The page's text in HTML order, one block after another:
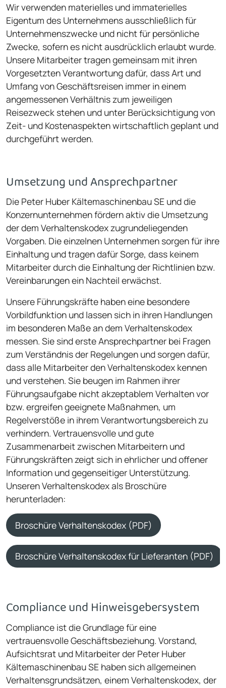
Wir verwenden materielles und immaterielles
Eigentum des Unternehmens ausschließlich für
Unternehmenszwecke und nicht für persönliche
Zwecke, sofern es nicht ausdrücklich erlaubt wurde.
Unsere Mitarbeiter tragen gemeinsam mit ihren
Vorgesetzten Verantwortung dafür, dass Art und
Umfang von Geschäftsreisen immer in einem
angemessenen Verhältnis zum jeweiligen
Reisezweck stehen und unter Berücksichtigung von
Zeit- und Kostenaspekten wirtschaftlich geplant und
durchgeführt werden.
Umsetzung und Ansprechpartner
Die Peter Huber Kältemaschinenbau SE und die
Konzernunternehmen fördern aktiv die Umsetzung
der dem Verhaltenskodex zugrundeliegenden
Vorgaben. Die einzelnen Unternehmen sorgen für ihre
Einhaltung und tragen dafür Sorge, dass keinem
Mitarbeiter durch die Einhaltung der Richtlinien bzw.
Vereinbarungen ein Nachteil erwächst.
Unsere Führungskräfte haben eine besondere
Vorbildfunktion und lassen sich in ihren Handlungen
im besonderen Maße an dem Verhaltenskodex
messen. Sie sind erste Ansprechpartner bei Fragen
zum Verständnis der Regelungen und sorgen dafür,
dass alle Mitarbeiter den Verhaltens­kodex kennen
und verstehen. Sie beugen im Rahmen ihrer
Führungsaufgabe nicht akzeptablem Verhalten vor
bzw. ergreifen geeignete Maßnahmen, um
Regelverstöße in ihrem Verantwortungsbereich zu
verhindern. Vertrauensvolle und gute
Zusammenarbeit zwischen Mitarbeitern und
Führungskräften zeigt sich in ehrlicher und offener
Information und gegenseitiger Unterstützung.
Unseren Verhaltenskodex als Broschüre
herunterladen:
Broschüre Verhaltenskodex (PDF)
Broschüre Verhaltenskodex für Lieferanten (PDF)
Compliance und Hinweisgebersystem
Compliance ist die Grundlage für eine
vertrauensvolle Geschäftsbeziehung. Vorstand,
Aufsichtsrat und Mitarbeiter der Peter Huber
Kältemaschinenbau SE haben sich allgemeinen
Verhaltensgrundsätzen, einem Verhaltenskodex, der